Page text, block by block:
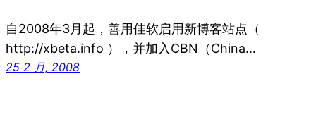
自2008年3月起，善用佳软启用新博客站点（
http://xbeta.info ），并加入CBN（China…
25 2 月, 2008